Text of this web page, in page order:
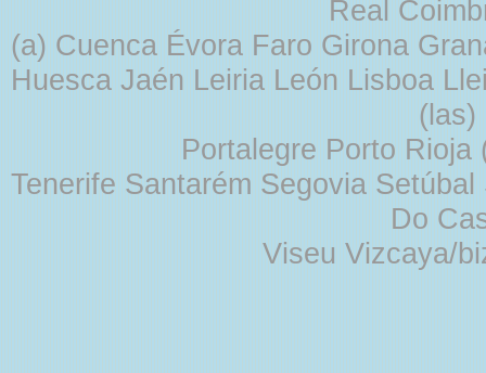
Real
(a) Cuenca Évora Faro Girona
Huesca Jaén Leiria León Lisboa
Portalegre Porto
Tenerife Santarém Segovia
Do
Viseu Vizcaya/